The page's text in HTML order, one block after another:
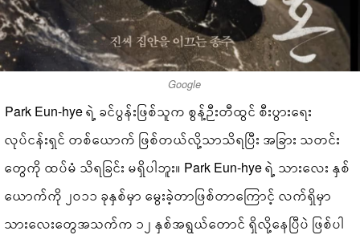
Google
Park Eun-hye ရဲ့ ခင်ပွန်းဖြစ်သူက စွန့်ဉီးတီထွင် စီးပွားရေး
လုပ်ငန်းရှင် တစ်ယောက် ဖြစ်တယ်လို့သာသိရပြီး အခြား သတင်း
တွေကို ထပ်မံ သိရခြင်း မရှိပါဘူး။ Park Eun-hye ရဲ့ သားလေး နှစ်
ယောက်ကို ၂၀၁၁ ခုနှစ်မှာ မွေးခဲ့တာဖြစ်တာကြောင့် လက်ရှိမှာ
သားလေးတွေအသက်က ၁၂ နှစ်အရွယ်တောင် ရှိလို့နေပြီပဲ ဖြစ်ပါ